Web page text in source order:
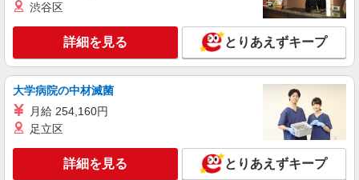
時給1,180円 ★週払いOK（規定あり） ※給与
幅は経験・能力による
茨城県古河市 【最寄駅】JR宇都宮線「古河」
駅
キープ 詳細を見る
日研トータルソーシング株式会社 メディカルケア事業部/宇都宮オフ
ィス【看護助手】
渋谷区
詳細を見る とりあえずキープ
大学病院の中材滅菌
月給 254,160円
足立区
詳細を見る とりあえずキープ